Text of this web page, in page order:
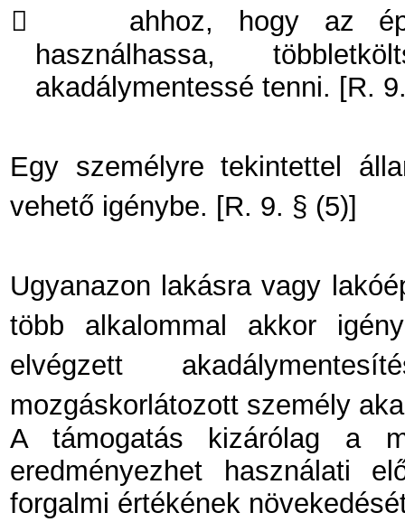

ahhoz, hogy az
használhassa,
akadálymentessé tenni. [R.
Egy személyre tekintettel
vehető igénybe. [R. 9. § (5)]
Ugyanazon lakásra vagy
több alkalommal akkor
elvégzett
mozgáskorlátozott személy
A támogatás kizárólag a
eredményezhet használati
forgalmi értékének